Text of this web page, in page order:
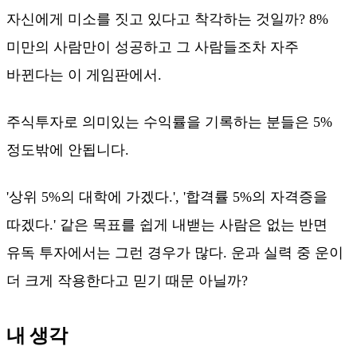
자신에게 미소를 짓고 있다고 착각하는 것일까? 8%
미만의 사람만이 성공하고 그 사람들조차 자주
바뀐다는 이 게임판에서.
주식투자로 의미있는 수익률을 기록하는 분들은 5%
정도밖에 안됩니다.
'상위 5%의 대학에 가겠다.', '합격률 5%의 자격증을
따겠다.' 같은 목표를 쉽게 내밷는 사람은 없는 반면
유독 투자에서는 그런 경우가 많다. 운과 실력 중 운이
더 크게 작용한다고 믿기 때문 아닐까?
내 생각